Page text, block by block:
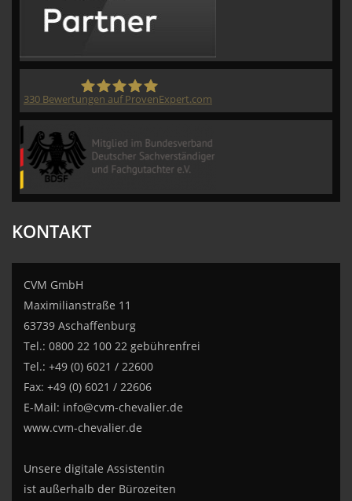
330 Bewertungen auf ProvenExpert.com
KONTAKT
CVM GmbH
Maximilianstraße 11
63739 Aschaffenburg
Tel.: 0800 22 100 22 gebührenfrei
Tel.: +49 (0) 6021 / 22600
Fax: +49 (0) 6021 / 22606
E-Mail: info@cvm-chevalier.de
www.cvm-chevalier.de
Unsere digitale Assistentin
ist außerhalb der Bürozeiten